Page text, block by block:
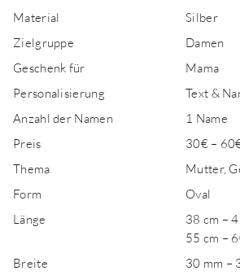
Material
Silber
Zielgruppe
Damen
Geschenk für
Mama
Personalisierung
Text &
Anzahl der Namen
1 Name
Preis
30€ –
Thema
Mutter,
Form
Oval
Länge
38 cm –
55 cm –
Breite
30 mm –